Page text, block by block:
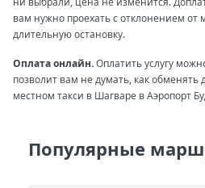
вам нужно проехать с отклонением от
длительную остановку.
Оплата онлайн.Оплатить услугу
позволит вам не думать, как обменять
местном такси в Шагваре в Аэропорт
Популярные